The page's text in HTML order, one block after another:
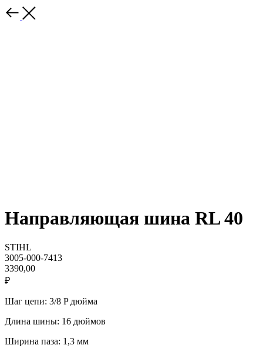
Направляющая шина RL 40
STIHL
3005-000-7413
3390,00
₽
Шаг цепи: 3/8 P дюйма
Длина шины: 16 дюймов
Ширина паза: 1,3 мм